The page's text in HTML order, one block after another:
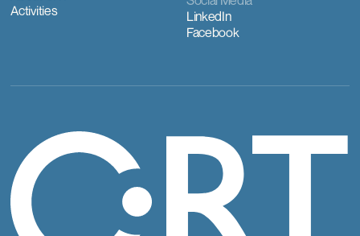
Activities
LinkedIn
Facebook